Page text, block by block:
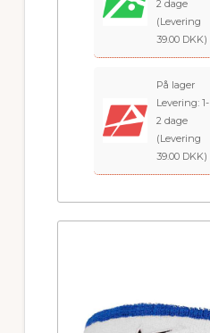
2 dage
(Levering
39.00 DKK)
På lager
Levering: 1-
2 dage
(Levering
39.00 DKK)